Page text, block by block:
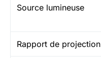
Source lumineuse
Rapport de projection